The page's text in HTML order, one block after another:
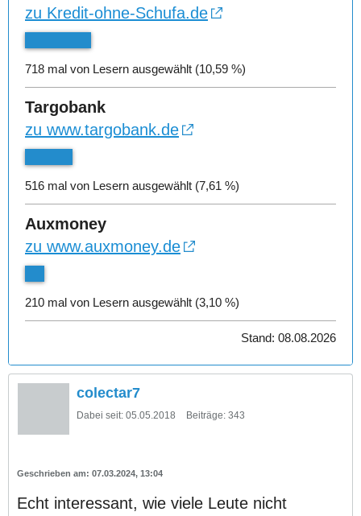
zu Kredit-ohne-Schufa.de
718 mal von Lesern ausgewählt (10,59 %)
Targobank
zu www.targobank.de
516 mal von Lesern ausgewählt (7,61 %)
Auxmoney
zu www.auxmoney.de
210 mal von Lesern ausgewählt (3,10 %)
Stand: 08.08.2026
colectar7
Dabei seit: 05.05.2018 Beiträge: 343
07.03.2024, 13:04
Echt interessant, wie viele Leute nicht